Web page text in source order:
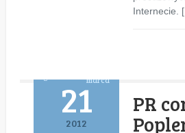
Internecie.
21marca
2012
PR